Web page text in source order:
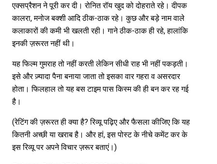
एक्सप्रैशन ने पूरी कर दी। रोनित रॉय खुद को दोहराते रहे। दीपक
कालरा, मनोज बक्शी आदि ठीक-ठाक रहे। कुछ और बड़े नाम वाले
कलाकारों की कमी भी खलती रही। गाने ठीक-ठाक ही रहे, हालांकि
इनकी ज़रूरत नहीं थी।
यह फिल्म गुमराह तो नहीं करती लेकिन सीधी राह भी नहीं पकड़ती।
इसे और ज़्यादा पैना बनाया जाता तो इसका वार गहरा व असरदार
होता। फिलहाल तो यह बस टाइम पास किस्म की ही बन कर रह गई
है।
(रेटिंग की ज़रूरत ही क्या है? रिव्यू पढ़िए और फैसला कीजिए कि यह
कितनी अच्छी या खराब है। और हां, इस पोस्ट के नीचे कमेंट कर के
इस रिव्यू पर अपने विचार ज़रूर बताएं।)